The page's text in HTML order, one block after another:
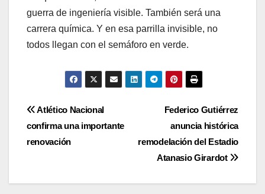
guerra de ingeniería visible. También será una
carrera química. Y en esa parrilla invisible, no
todos llegan con el semáforo en verde.
Federico Gutiérrez
anuncia histórica
remodelación del Estadio
Atanasio Girardot
Atlético Nacional
confirma una importante
renovación